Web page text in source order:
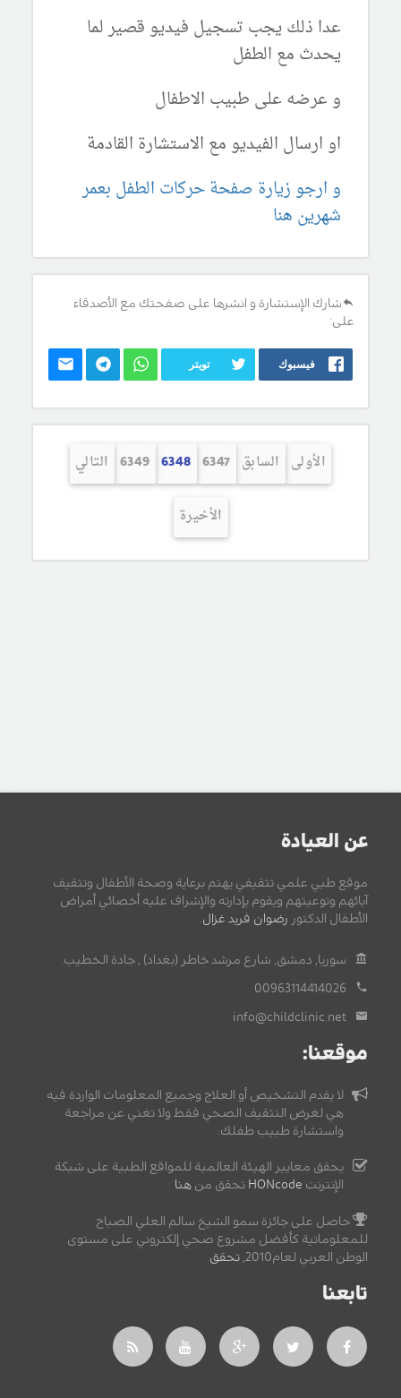
عدا ذلك يجب تسجيل فيديو قصير لما
يحدث مع الطفل
و عرضه على طبيب الاطفال
او ارسال الفيديو مع الاستشارة القادمة
و ارجو زيارة صفحة حركات الطفل بعمر
شهرين هنا
شارك الإستشارة و انشرها على صفحتك مع الأصدقاء
على:
فيسبوك تويتر
الأولى السابق 6347
6348
6349 التالي
الأخيرة
عن العيادة
موقع طبي علمي تثقيفي يهتم برعاية وصحة الأطفال وتثقيف
آبائهم وتوعيتهم ويقوم بإدارته والإشراف عليه أخصائي أمراض
الأطفال الدكتور رضوان فريد غزال
سوريا, دمشق, شارع مرشد خاطر (بغداد) , جادة الخطيب.
00963114414026
info@childclinic.net
موقعنا:
لا يقدم التشخيص أو العلاج وجميع المعلومات الواردة فيه
هي لغرض التثقيف الصحي فقط ولا تغني عن مراجعة
واستشارة طبيب طفلك.
يحقق معايير الهيئة العالمية للمواقع الطبية على شبكة
الإنترنت HONcode تحقق من هنا
حاصل على جائزة سمو الشيخ سالم العلي الصباح
للمعلوماتية كأفضل مشروع صحي إلكتروني على مستوى
الوطن العربي لعام2010,
تحقق
تابعنا